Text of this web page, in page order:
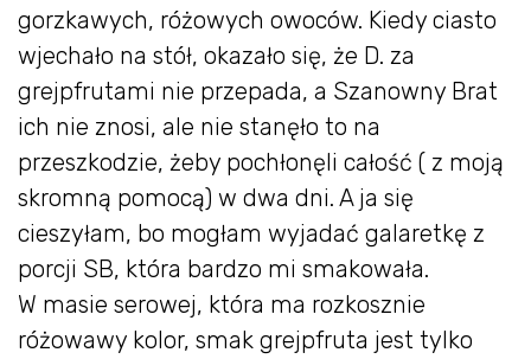
gorzkawych, różowych owoców. Kiedy ciasto
wjechało na stół, okazało się, że D. za
grejpfrutami nie przepada, a Szanowny Brat
ich nie znosi, ale nie stanęło to na
przeszkodzie, żeby pochłonęli całość ( z moją
skromną pomocą) w dwa dni. A ja się
cieszyłam, bo mogłam wyjadać galaretkę z
porcji SB, która bardzo mi smakowała.
W masie serowej, która ma rozkosznie
różowawy kolor, smak grejpfruta jest tylko